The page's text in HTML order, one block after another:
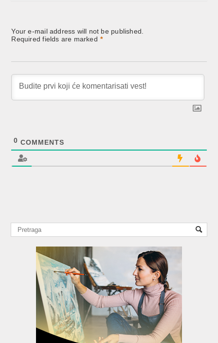
Your e-mail address will not be published.
Required fields are marked *
0 COMMENTS